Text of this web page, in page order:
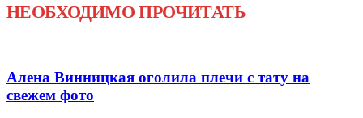
НЕОБХОДИМО ПРОЧИТАТЬ
Алена Винницкая оголила плечи с тату на
свежем фото